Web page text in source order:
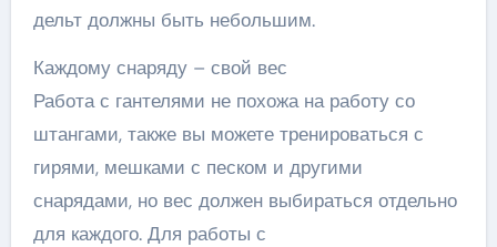
дельт должны быть небольшим.
Каждому снаряду – свой вес
Работа с гантелями не похожа на работу со
штангами, также вы можете тренироваться с
гирями, мешками с песком и другими
снарядами, но вес должен выбираться отдельно
для каждого. Для работы с